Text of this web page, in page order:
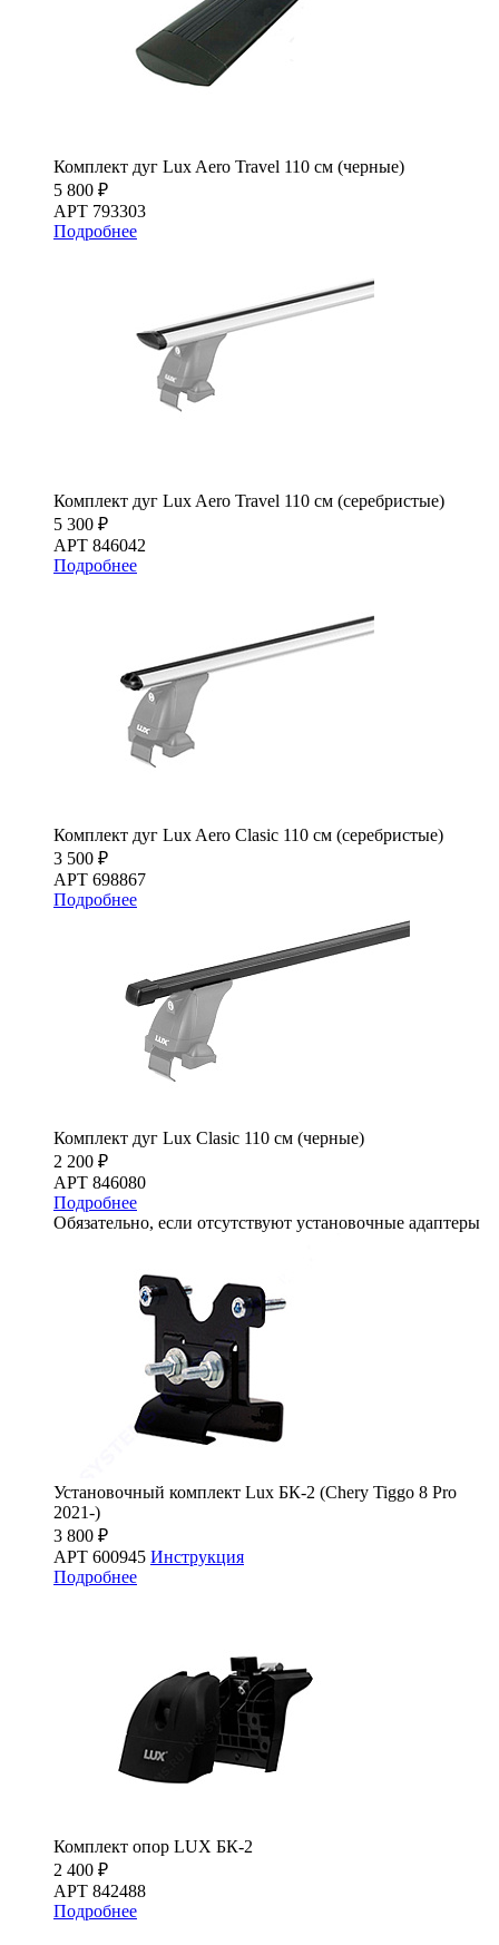
Комплект дуг Lux Aero Travel 110 см (черные)
5 800 ₽
АРТ 793303
Подробнее
Комплект дуг Lux Aero Travel 110 см (серебристые)
5 300 ₽
АРТ 846042
Подробнее
Комплект дуг Lux Aero Clasic 110 см (серебристые)
3 500 ₽
АРТ 698867
Подробнее
Комплект дуг Lux Clasic 110 см (черные)
2 200 ₽
АРТ 846080
Подробнее
Обязательно, если отсутствуют установочные адаптеры
Установочный комплект Lux БК-2 (Chery Tiggo 8 Pro
2021-)
3 800 ₽
АРТ 600945 Инструкция
Подробнее
Комплект опор LUX БК-2
2 400 ₽
АРТ 842488
Подробнее